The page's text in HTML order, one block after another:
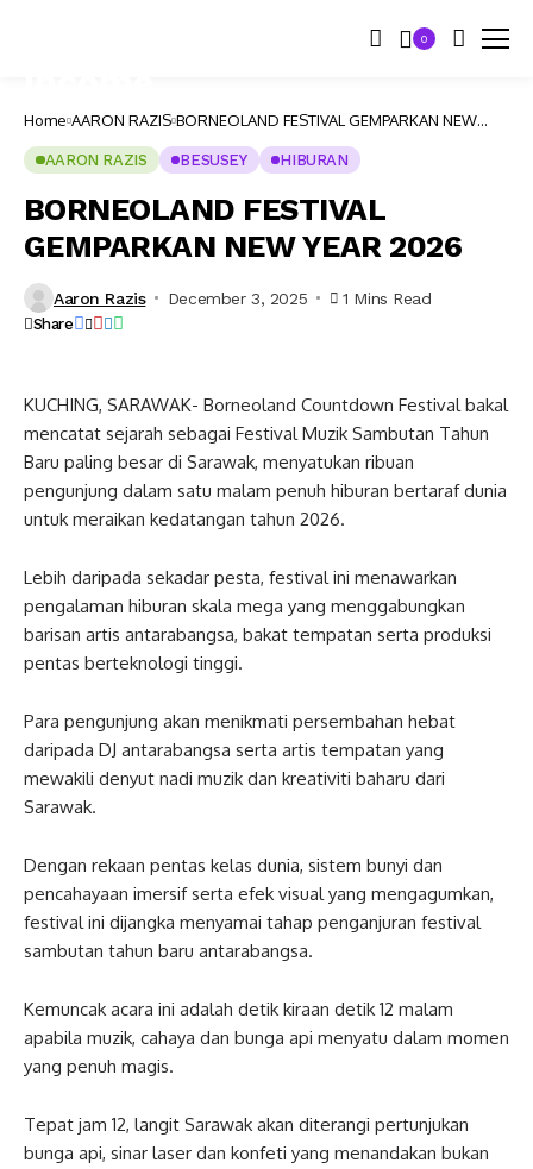
0
Home AARON RAZIS BORNEOLAND FESTIVAL GEMPARKAN NEW
AARON RAZIS BESUSEY HIBURAN
BORNEOLAND FESTIVAL
GEMPARKAN NEW YEAR 2026
Aaron Razis December 3, 2025 1 Mins Read
Share
KUCHING, SARAWAK- Borneoland Countdown Festival bakal
mencatat sejarah sebagai Festival Muzik Sambutan Tahun
Baru paling besar di Sarawak, menyatukan ribuan
pengunjung dalam satu malam penuh hiburan bertaraf dunia
untuk meraikan kedatangan tahun 2026.
Lebih daripada sekadar pesta, festival ini menawarkan
pengalaman hiburan skala mega yang menggabungkan
barisan artis antarabangsa, bakat tempatan serta produksi
pentas berteknologi tinggi.
Para pengunjung akan menikmati persembahan hebat
daripada DJ antarabangsa serta artis tempatan yang
mewakili denyut nadi muzik dan kreativiti baharu dari
Sarawak.
Dengan rekaan pentas kelas dunia, sistem bunyi dan
pencahayaan imersif serta efek visual yang mengagumkan,
festival ini dijangka menyamai tahap penganjuran festival
sambutan tahun baru antarabangsa.
Kemuncak acara ini adalah detik kiraan detik 12 malam
apabila muzik, cahaya dan bunga api menyatu dalam momen
yang penuh magis.
Tepat jam 12, langit Sarawak akan diterangi pertunjukan
bunga api, sinar laser dan konfeti yang menandakan bukan